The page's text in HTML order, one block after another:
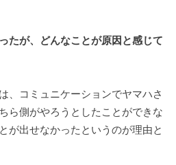
たが、どんなことが原因と感じて
、コミュニケーションでヤマハさ
ら側がやろうとしたことができな
が出せなかったというのが理由と